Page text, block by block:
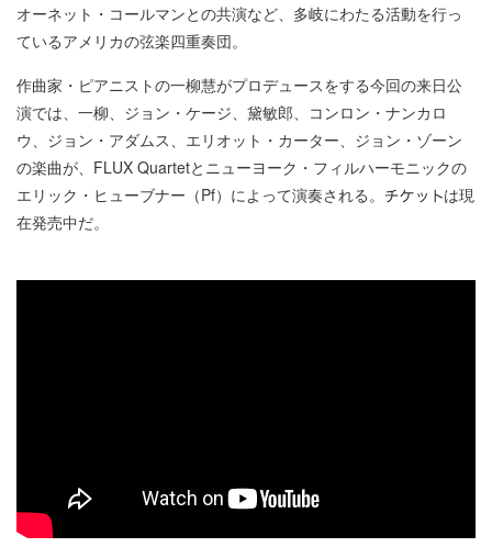
オーネット・コールマンとの共演など、多岐にわたる活動を行っ
ているアメリカの弦楽四重奏団。
作曲家・ピアニストの一柳慧がプロデュースをする今回の来日公
演では、一柳、ジョン・ケージ、黛敏郎、コンロン・ナンカロ
ウ、ジョン・アダムス、エリオット・カーター、ジョン・ゾーン
の楽曲が、FLUX Quartetとニューヨーク・フィルハーモニックの
エリック・ヒューブナー（Pf）によって演奏される。
は現
在発売中だ。